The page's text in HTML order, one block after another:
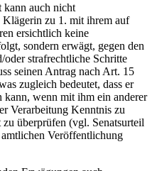
auch nicht
Klägerin zu 1. mit ihrem auf
ersichtlich keine
sondern erwägt, gegen den
strafrechtliche Schritte
seinen Antrag nach Art. 15
zugleich bedeutet, dass er
kann, wenn mit ihm ein anderer
Verarbeitung Kenntnis zu
überprüfen (vgl. Senatsurteil
Veröffentlichung